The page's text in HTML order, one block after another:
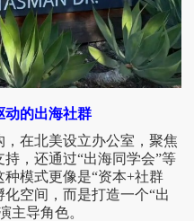
动的出海社群
在北美设立办公室，聚焦
持，还通过“出海同学会”等
模式更像是“资本+社群
空间，而是打造一个“出
主导角色。